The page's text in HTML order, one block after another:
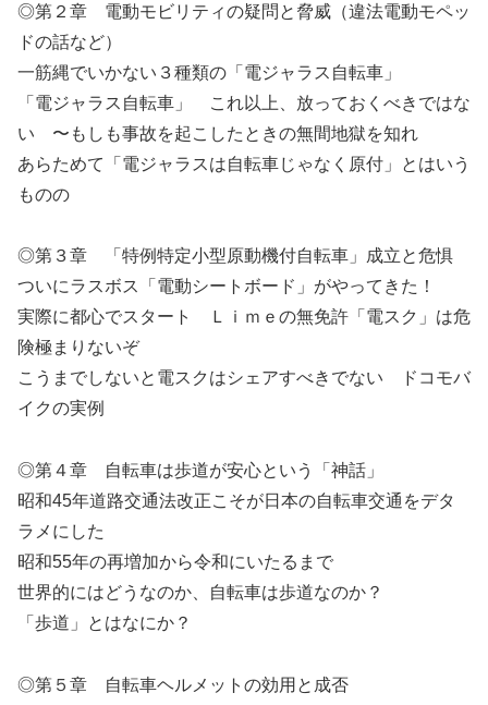
◎第２章 電動モビリティの疑問と脅威（違法電動モペッ
ドの話など）
一筋縄でいかない３種類の「電ジャラス自転車」
「電ジャラス自転車」 これ以上、放っておくべきではな
い 〜もしも事故を起こしたときの無間地獄を知れ
あらためて「電ジャラスは自転車じゃなく原付」とはいう
ものの
◎第３章 「特例特定小型原動機付自転車」成立と危惧
ついにラスボス「電動シートボード」がやってきた！
実際に都心でスタート Ｌｉｍｅの無免許「電スク」は危
険極まりないぞ
こうまでしないと電スクはシェアすべきでない ドコモバ
イクの実例
◎第４章 自転車は歩道が安心という「神話」
昭和45年道路交通法改正こそが日本の自転車交通をデタ
ラメにした
昭和55年の再増加から令和にいたるまで
世界的にはどうなのか、自転車は歩道なのか？
「歩道」とはなにか？
◎第５章 自転車ヘルメットの効用と成否